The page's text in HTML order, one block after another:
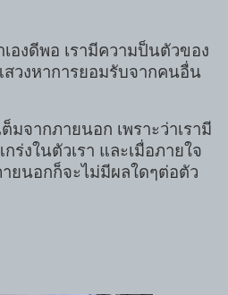
องดีพอ เรามีความป็นตัวของ
แสวงหาการยอมรับจากคนอื่น
ต็มจากภายนอก เพราะว่าเรามี
งในตัวเรา และเมื่อภายใจ
ยนอกก็จะไม่มีผลใดๆต่อตัว